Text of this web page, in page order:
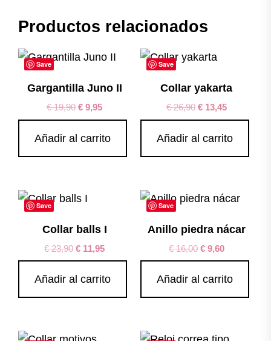
Productos relacionados
Save
Gargantilla Juno II
€19,90 € 9,95
Añadir al carrito
Save
Collar yakarta
€26,90 €13,45
Añadir al carrito
Save
Collar balls I
€23,90 € 11,95
Añadir al carrito
Save
Anillo piedra nácar
€16,00 €9,60
Añadir al carrito